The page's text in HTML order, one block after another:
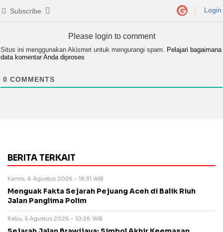
Subscribe Login
Please login to comment
Situs ini menggunakan Akismet untuk mengurangi spam. Pelajari bagaimana
data komentar Anda diproses
0 COMMENTS
BERITA TERKAIT
Kamis, 6 Agustus 2026 - 18:31 WIB
Menguak Fakta Sejarah Pejuang Aceh di Balik Riuh
Jalan Panglima Polim
Rabu, 5 Agustus 2026 - 10:26 WIB